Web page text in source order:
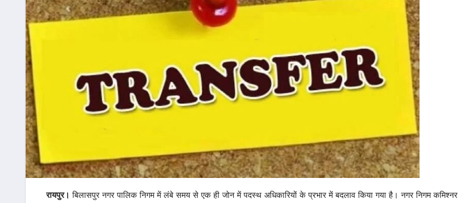
रायपुर। बिलासपुर नगर पालिक निगम में लंबे समय से एक ही जोन में पदस्थ अधिकारियों के प्रभार में बदलाव किया गया है। नगर निगम कमिश्नर